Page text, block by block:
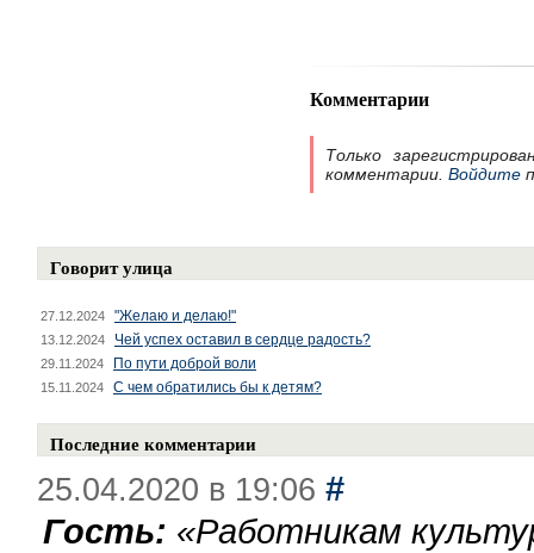
Комментарии
Только
комментарии. Войдите
Говорит улица
27.12.2024 "Желаю и делаю!"
13.12.2024 Чей успех оставил в сердце радость?
29.11.2024 По пути доброй воли
15.11.2024 С чем обратились бы к детям?
Последние комментарии
25.04.2020 в 19:06 #
Гость: «Работникам